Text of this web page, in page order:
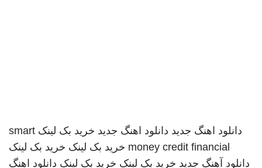
دانلود اهنگ جدید دانلود اهنگ جدید خرید بک لینک smart
money credit financial خرید بک لینک خرید بک لینک
دانلود آهنگ جدید خرید بک لینک خرید بک لینک دانلود اهنگ